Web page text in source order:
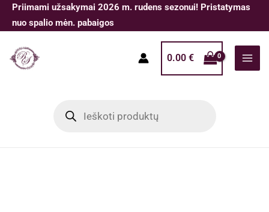
Pereiti
prie
Priimami užsakymai 2026 m. rudens sezonui! Pristatymas
nuo spalio mėn. pabaigos
0.00 €
search